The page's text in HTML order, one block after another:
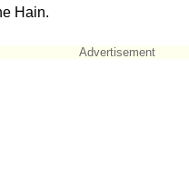
Hain.
Advertisement